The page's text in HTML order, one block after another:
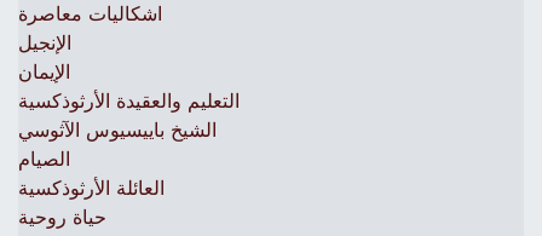
اشكاليات معاصرة
الإنجيل
الإيمان
التعليم والعقيدة الأرثوذكسية
الشيخ باييسيوس الآثوسي
الصيام
العائلة الأرثوذكسية
حياة روحية